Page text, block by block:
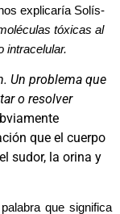
explicaría Solís-
tóxicas al
intracelular.
Un problema que
o resolver
que el cuerpo
sudor, la orina y
que significa